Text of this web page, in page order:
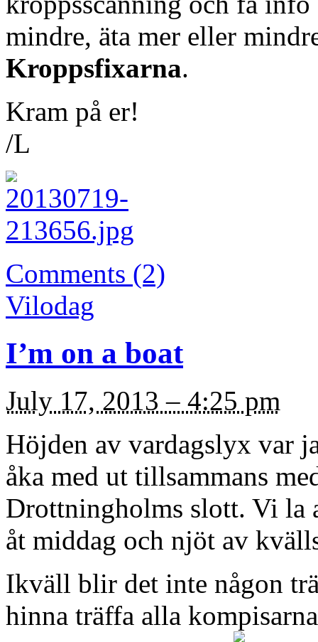
mindre, äta mer eller
Kroppsfixarna.
Kram på er!
/L
Comments (2)
Vilodag
I’m on a boat
July 17, 2013 – 4:25 pm
Höjden av vardagslyx var
åka med ut tillsammans
Drottningholms slott. Vi la
åt middag och njöt av
Ikväll blir det inte någon
hinna träffa alla